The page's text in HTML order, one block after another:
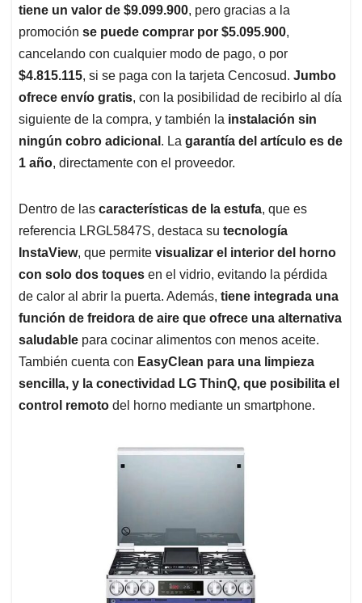
tiene un valor de $9.099.900, pero gracias a la
promoción se puede comprar por $5.095.900,
cancelando con cualquier modo de pago, o por
$4.815.115, si se paga con la tarjeta Cencosud. Jumbo
ofrece envío gratis, con la posibilidad de recibirlo al día
siguiente de la compra, y también la instalación sin
ningún cobro adicional . La garantía del artículo es de
1 año, directamente con el proveedor.
Dentro de las características de la estufa, que es
referencia LRGL5847S, destaca su tecnología
InstaView, que permite visualizar el interior del horno
con solo dos toques en el vidrio, evitando la pérdida
de calor al abrir la puerta. Además, tiene integrada una
función de freidora de aire que ofrece una alternativa
saludable para cocinar alimentos con menos aceite.
También cuenta con EasyClean para una limpieza
sencilla, y la conectividad LG ThinQ, que posibilita el
control remoto del horno mediante un smartphone.